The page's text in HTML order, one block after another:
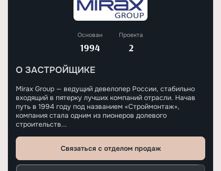
Основан
1994
Проекта
2
О ЗАСТРОЙЩИКЕ
Mirax Group — ведущий девелопер России, стабильно
входящий в пятерку лучших компаний отрасли. Начав
путь в 1994 году под названием «Строймонтаж»,
компания стала одним из пионеров долевого
строительств...
Связаться с отделом продаж